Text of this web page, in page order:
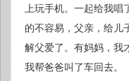
上玩手机。一起给我唱
的不容易，父亲，给儿
解父爱了。有妈妈，我
我帮爸爸叫了车回去。